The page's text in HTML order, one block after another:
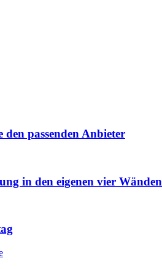
den passenden Anbieter
in den eigenen vier Wänden